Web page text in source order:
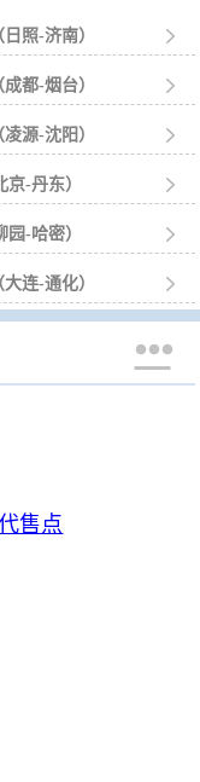
照-济南） 
都-烟台） 
源-沈阳） 
京-丹东） 
园-哈密） 
连-通化） 

售点